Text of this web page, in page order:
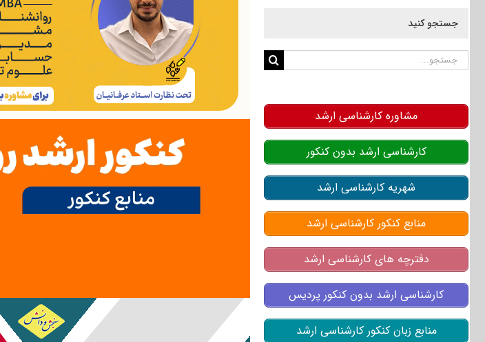
جستجو کنید
جستجو
مشاوره کارشناسی ارشد
کارشناسی ارشد بدون کنکور
شهریه کارشناسی ارشد
منابع کنکور کارشناسی ارشد
دفترچه های کارشناسی ارشد
کارشناسی ارشد بدون کنکور پردیس
منابع زبان کنکور کارشناسی ارشد